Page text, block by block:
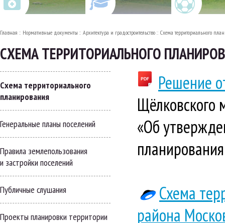
Главная Нормативные документы Архитектура и градостроительство Схема территориального
СХЕМА ТЕРРИТОРИАЛЬНОГО
Схема территориального
планирования
Генеральные планы поселений
Правила землепользования
и застройки поселений
Публичные слушания
Проекты планировки территории
Решение
Щёлковского
«Об
Схема
района